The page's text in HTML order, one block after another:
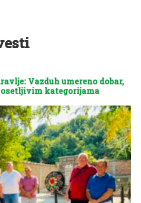
Vazduh umereno dobar,
osetljivim kategorijama